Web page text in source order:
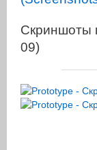
Скриншоты
09)